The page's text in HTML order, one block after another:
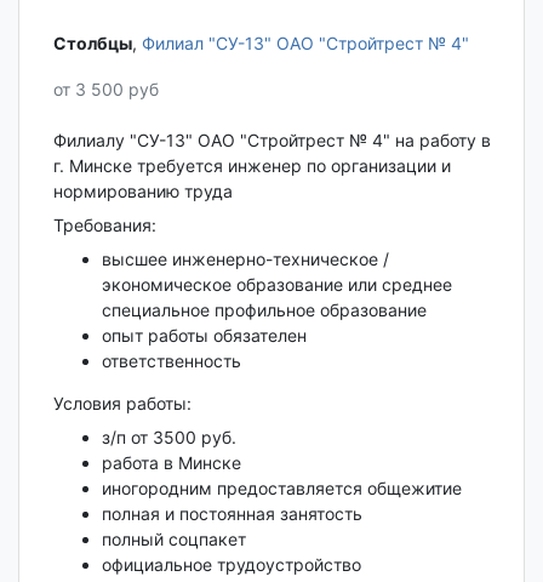
Столбцы‎, Филиал "СУ-13" ОАО "Стройтрест № 4"
от 3 500 руб
Филиалу "СУ-13" ОАО "Стройтрест № 4" на работу в
г. Минске требуется инженер по организации и
нормированию труда
Требования:
высшее инженерно-техническое /
экономическое образование или среднее
специальное профильное образование
опыт работы обязателен
ответственность
Условия работы:
з/п от 3500 руб.
работа в Минске
иногородним предоставляется общежитие
полная и постоянная занятость
полный соцпакет
официальное трудоустройство